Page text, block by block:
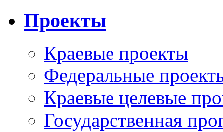
Проекты
Краевые проекты
Федеральные
Краевые целевые
Государственная